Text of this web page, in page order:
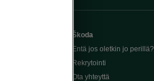
Škoda
Entä jos oletkin jo perillä?
Rekrytointi
Ota yhteyttä